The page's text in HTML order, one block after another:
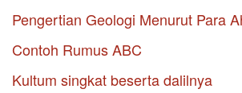
Pengertian Geologi Menurut Para
Contoh Rumus ABC
Kultum singkat beserta dalilnya